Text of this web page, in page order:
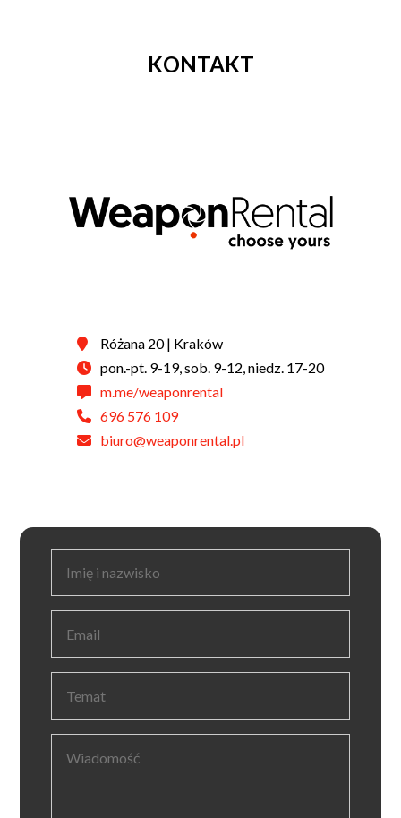
KONTAKT
Różana 20 | Kraków
pon.-pt. 9-19, sob. 9-12, niedz. 17-20
m.me/weaponrental
696 576 109
biuro@weaponrental.pl